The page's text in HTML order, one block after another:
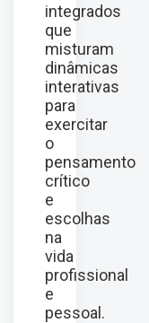
integrados
que
misturam
dinâmicas
interativas
para
exercitar
o
pensamento
crítico
e
escolhas
na
vida
profissional
e
pessoal.